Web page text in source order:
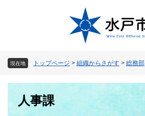
現在地 トップページ > 組織からさがす > 総務部
人事課